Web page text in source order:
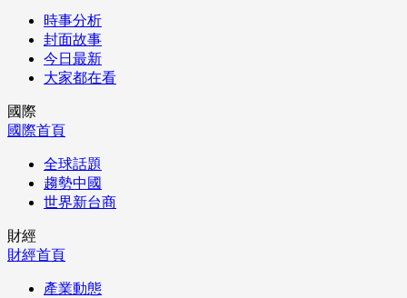
時事分析
封面故事
今日最新
大家都在看
國際
國際首頁
全球話題
趨勢中國
世界新台商
財經
財經首頁
產業動態